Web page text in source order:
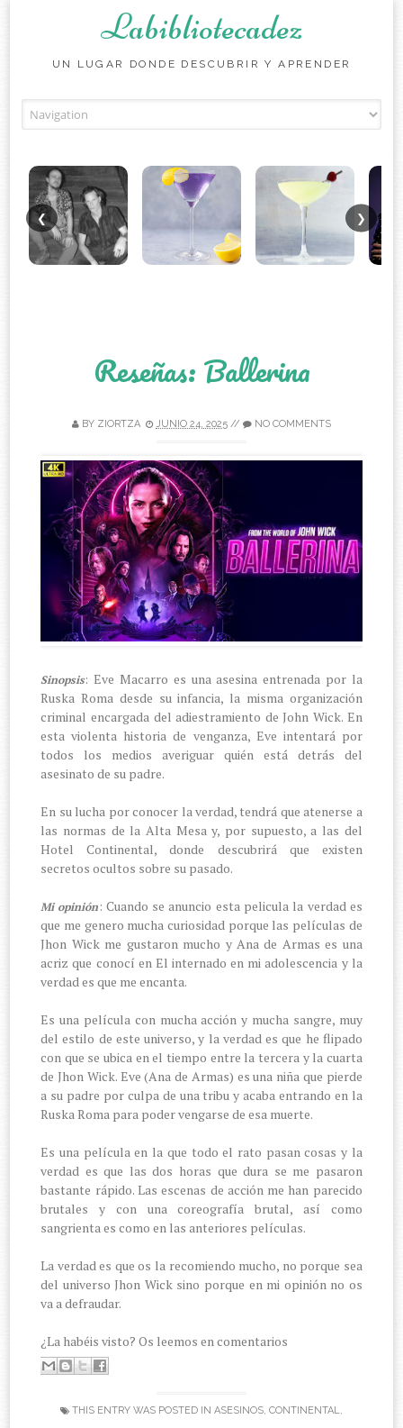
Labibliotecadez
UN LUGAR DONDE DESCUBRIR Y APRENDER
❮ ❯
Reseñas: Ballerina
BY ZIORTZA JUNIO 24, 2025 // NO COMMENTS
Sinopsis: Eve Macarro es una asesina entrenada por la
Ruska Roma desde su infancia, la misma organización
criminal encargada del adiestramiento de John Wick. En
esta violenta historia de venganza, Eve intentará por
todos los medios averiguar quién está detrás del
asesinato de su padre.
En su lucha por conocer la verdad, tendrá que atenerse a
las normas de la Alta Mesa y, por supuesto, a las del
Hotel Continental, donde descubrirá que existen
secretos ocultos sobre su pasado.
Mi opinión: Cuando se anuncio esta pelicula la verdad es
que me genero mucha curiosidad porque las películas de
Jhon Wick me gustaron mucho y Ana de Armas es una
acriz que conocí en El internado en mi adolescencia y la
verdad es que me encanta.
Es una película con mucha acción y mucha sangre, muy
del estilo de este universo, y la verdad es que he flipado
con que se ubica en el tiempo entre la tercera y la cuarta
de Jhon Wick. Eve (Ana de Armas) es una niña que pierde
a su padre por culpa de una tribu y acaba entrando en la
Ruska Roma para poder vengarse de esa muerte.
Es una película en la que todo el rato pasan cosas y la
verdad es que las dos horas que dura se me pasaron
bastante rápido. Las escenas de acción me han parecido
brutales y con una coreografía brutal, así como
sangrienta es como en las anteriores películas.
La verdad es que os la recomiendo mucho, no porque sea
del universo Jhon Wick sino porque en mi opinión no os
va a defraudar.
¿La habéis visto? Os leemos en comentarios
THIS ENTRY WAS POSTED IN ASESINOS, CONTINENTAL,